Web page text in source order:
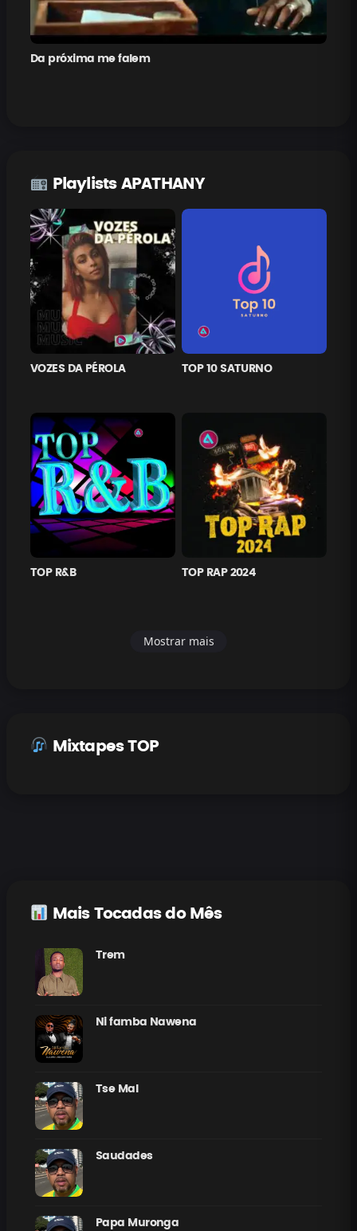
Da próxima me falem
Playlists APATHANY
VOZES DA PÉROLA TOP 10 SATURNO
TOP R&B TOP RAP 2024
Mostrar mais
Mixtapes TOP
Mais Tocadas do Mês
Trem
Ni famba Nawena
Tse Mal
Saudades
Papa Muronga